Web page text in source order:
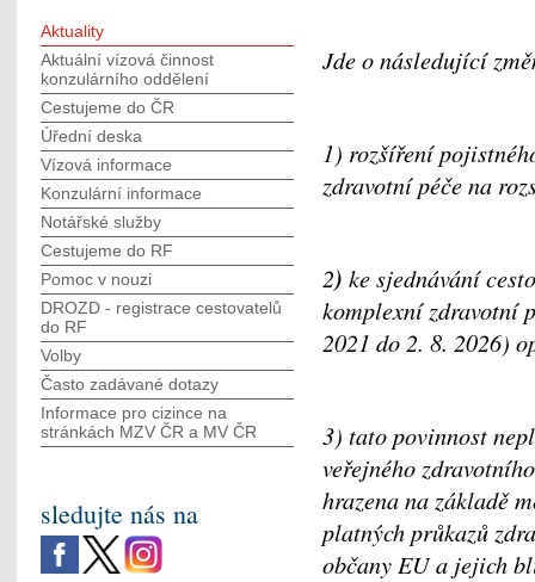
Jde o následující
1) rozšíření
zdravotní péče na
2) ke sjednávání
komplexní zdravotní
2021 do 2. 8. 2026)
3) tato povinnost
veřejného
hrazena na základě
platných průkazů
občany EU a jejich
Aktuality
Aktuální vízová činnost
konzulárního oddělení
Cestujeme do ČR
Úřední deska
Vízová informace
Konzulární informace
Notářské služby
Cestujeme do RF
Pomoc v nouzi
DROZD - registrace cestovatelů
do RF
Volby
Často zadávané dotazy
Informace pro cizince na
stránkách MZV ČR а MV ČR
sledujte nás na